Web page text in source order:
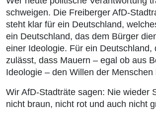
schweigen. Die Freiberger AfD-
steht klar für ein Deutschland,
ein Deutschland, das dem Bürger
einer Ideologie. Für ein Deutschland,
zulässt, dass Mauern – egal ob aus
Ideologie – den Willen der Menschen
Wir AfD-Stadträte sagen: Nie wieder
nicht braun, nicht rot und auch nicht